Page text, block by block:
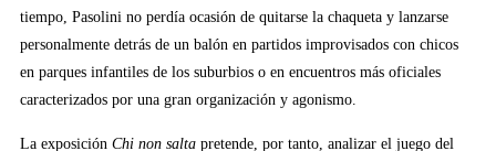
tiempo, Pasolini no perdía ocasión de quitarse la chaqueta y lanzarse
personalmente detrás de un balón en partidos improvisados con chicos
en parques infantiles de los suburbios o en encuentros más oficiales
caracterizados por una gran organización y agonismo.
La exposición Chi non saltapretende, por tanto, analizar el juego del